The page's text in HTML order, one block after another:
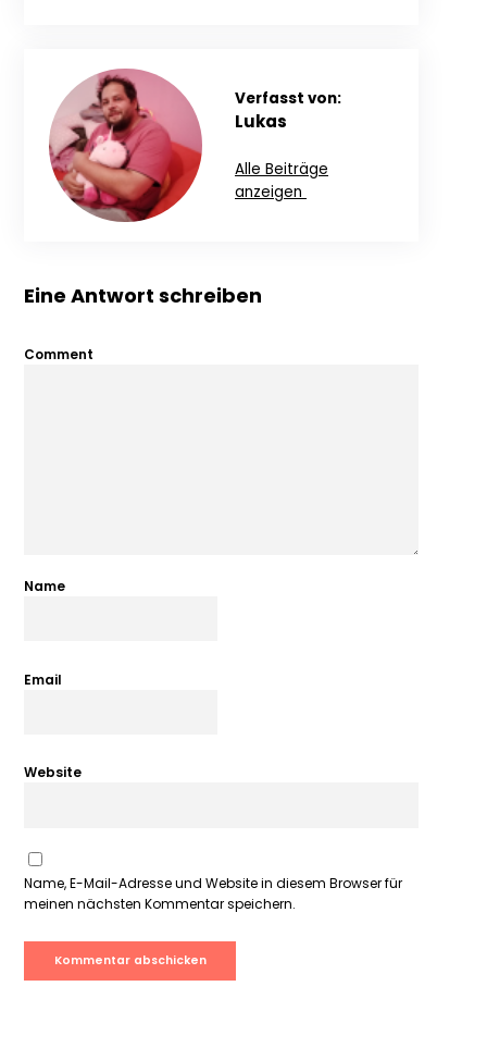
Verfasst von:
Lukas
Alle Beiträge
anzeigen
Eine Antwort schreiben
Comment
Name
Email
Website
Name, E-Mail-Adresse und Website in diesem Browser für
meinen nächsten Kommentar speichern.